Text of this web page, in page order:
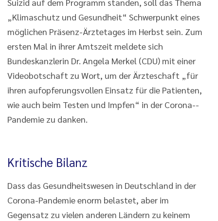
„Klimaschutz und Gesundheit“ Schwerpunkt eines
möglichen Präsenz-Ärztetages im Herbst sein. Zum
ersten Mal in ihrer Amtszeit meldete sich
Bundeskanzlerin Dr. Angela Merkel (CDU) mit einer
Videobotschaft zu Wort, um der Ärzteschaft „für
ihren aufopferungsvollen Einsatz für die Patienten,
wie auch beim Testen und Impfen“ in der Corona-­
Pandemie zu danken.
Kritische Bilanz
Dass das Gesundheitswesen in Deutschland in der
Corona-Pandemie enorm belastet, aber im
Gegensatz zu vielen anderen Ländern zu keinem